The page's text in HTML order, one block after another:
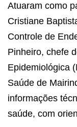
Atuaram como
Cristiane
Controle de
Pinheiro, chefe
Epidemiológica
Saúde de
informações
saúde, com